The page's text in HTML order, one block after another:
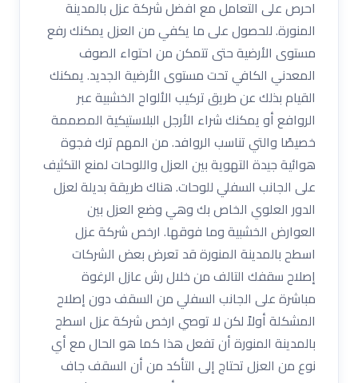
احرص على التعامل مع افضل شركة عزل بالمدينة
المنورة. للحصول على ما يكفي من العزل يمكنك رفع
مستوى الأرضية حتى تتمكن من احتواء الصوف
المعدني الكافي تحت مستوى الأرضية الجديد. يمكنك
القيام بذلك عن طريق تركيب الألواح الخشبية عبر
الروافع أو يمكنك شراء الأرجل البلاستيكية المصممة
خصيصًا والتي تناسب الروافد. من المهم ترك فجوة
هوائية جيدة التهوية بين العزل واللوحات لمنع التكثيف
على الجانب السفلي للوحات. هناك طريقة بديلة لعزل
الدور العلوي الخاص بك وهي وضع العزل بين
العوارض الخشبية وما فوقها. ارخص شركة عزل
اسطح بالمدينة المنورة قد تعرض بعض الشركات
إصلاح سقفك التالف من خلال رش عازل الرغوة
مباشرة على الجانب السفلي من السقف دون إصلاح
المشكلة أولاً لكن لا توصي ارخص شركة عزل اسطح
بالمدينة المنورة أن تفعل هذا كما هو الحال مع أي
نوع من العزل تحتاج إلى التأكد من أن السقف جاف